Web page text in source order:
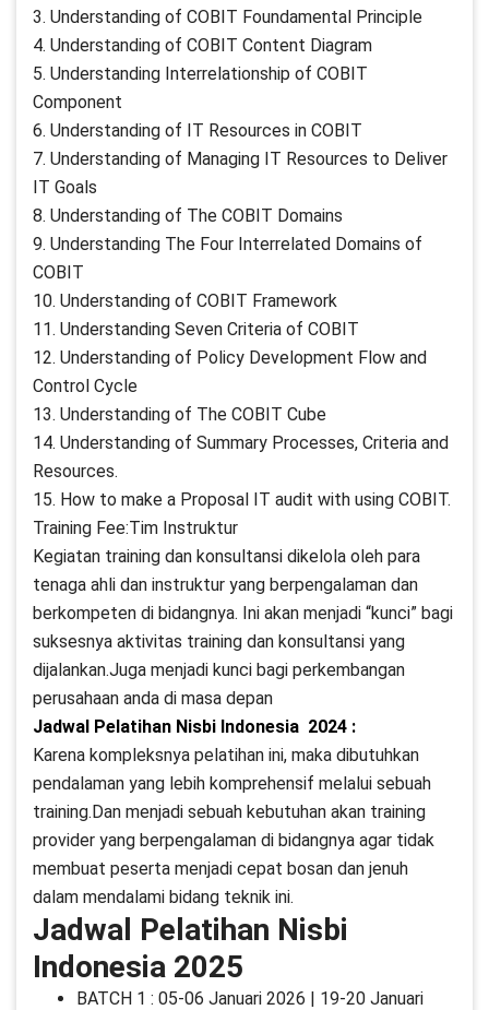
3. Understanding of COBIT Foundamental Principle
4. Understanding of COBIT Content Diagram
5. Understanding Interrelationship of COBIT
Component
6. Understanding of IT Resources in COBIT
7. Understanding of Managing IT Resources to Deliver
IT Goals
8. Understanding of The COBIT Domains
9. Understanding The Four Interrelated Domains of
COBIT
10. Understanding of COBIT Framework
11. Understanding Seven Criteria of COBIT
12. Understanding of Policy Development Flow and
Control Cycle
13. Understanding of The COBIT Cube
14. Understanding of Summary Processes, Criteria and
Resources.
15. How to make a Proposal IT audit with using COBIT.
Training Fee:Tim Instruktur
Kegiatan training dan konsultansi dikelola oleh para
tenaga ahli dan instruktur yang berpengalaman dan
berkompeten di bidangnya. Ini akan menjadi “kunci” bagi
suksesnya aktivitas training dan konsultansi yang
dijalankan.Juga menjadi kunci bagi perkembangan
perusahaan anda di masa depan
Jadwal Pelatihan Nisbi Indonesia 2024 :
Karena kompleksnya pelatihan ini, maka dibutuhkan
pendalaman yang lebih komprehensif melalui sebuah
training.Dan menjadi sebuah kebutuhan akan training
provider yang berpengalaman di bidangnya agar tidak
membuat peserta menjadi cepat bosan dan jenuh
dalam mendalami bidang teknik ini.
Jadwal Pelatihan Nisbi
Indonesia 2025
BATCH 1 : 05-06 Januari 2026 | 19-20 Januari